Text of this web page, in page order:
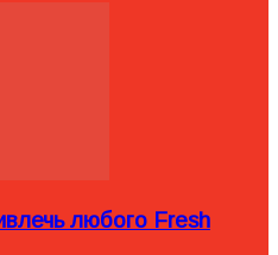
любого Fresh